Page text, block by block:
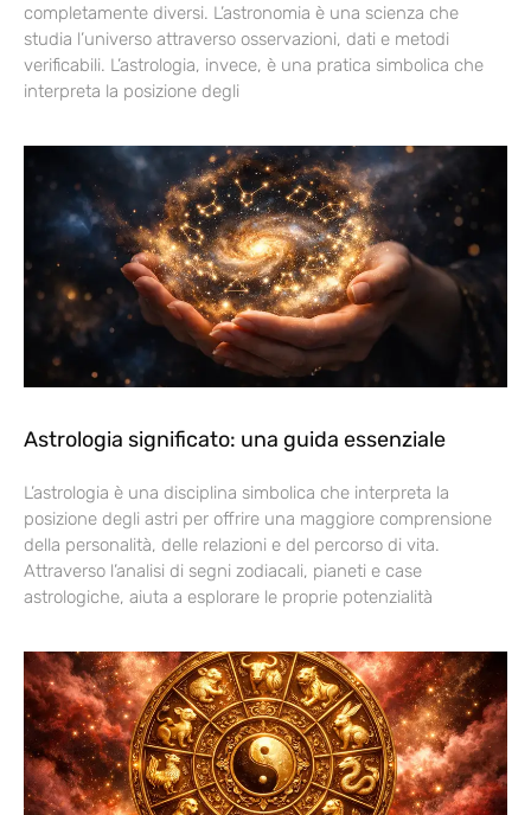
completamente diversi. L’astronomia è una scienza che
studia l’universo attraverso osservazioni, dati e metodi
verificabili. L’astrologia, invece, è una pratica simbolica che
interpreta la posizione degli
Astrologia significato: una guida essenziale
L’astrologia è una disciplina simbolica che interpreta la
posizione degli astri per offrire una maggiore comprensione
della personalità, delle relazioni e del percorso di vita.
Attraverso l’analisi di segni zodiacali, pianeti e case
astrologiche, aiuta a esplorare le proprie potenzialità